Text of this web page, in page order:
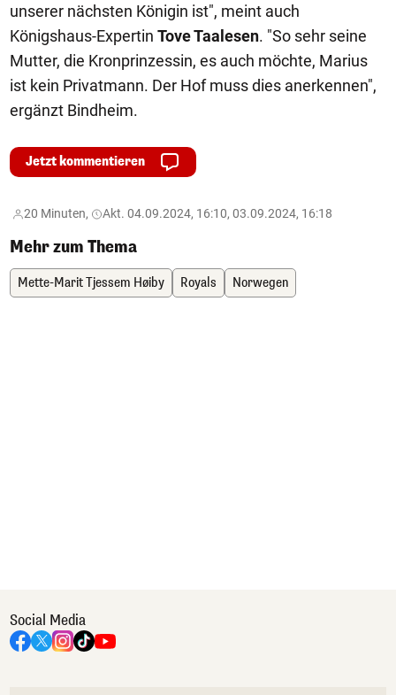
unserer nächsten Königin ist", meint auch
Königshaus-Expertin Tove Taalesen. "So sehr seine
Mutter, die Kronprinzessin, es auch möchte, Marius
ist kein Privatmann. Der Hof muss dies anerkennen",
ergänzt Bindheim.
Jetzt kommentieren
20 Minuten, Akt. 04.09.2024, 16:10, 03.09.2024, 16:18
Mehr zum Thema
Mette-Marit Tjessem Høiby Royals Norwegen
Social Media